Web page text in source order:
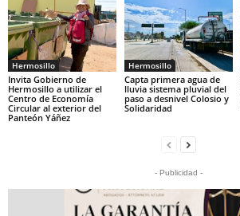
Hermosillo
Invita Gobierno de
Hermosillo a utilizar el
Centro de Economía
Circular al exterior del
Panteón Yáñez
Hermosillo
Capta primera agua de
lluvia sistema pluvial del
paso a desnivel Colosio y
Solidaridad
- Publicidad -